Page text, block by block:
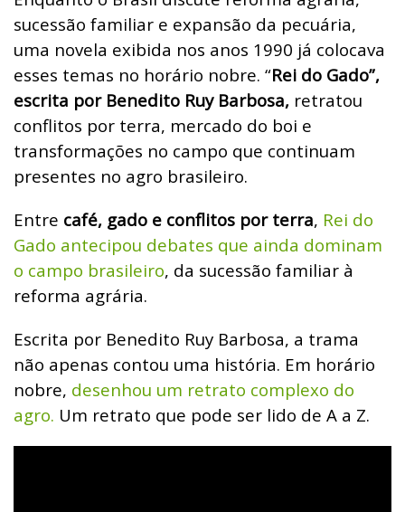
sucessão familiar e expansão da pecuária,
uma novela exibida nos anos 1990 já colocava
esses temas no horário nobre. “Rei do Gado”,
escrita por Benedito Ruy Barbosa, retratou
conflitos por terra, mercado do boi e
transformações no campo que continuam
presentes no agro brasileiro.
Entre café, gado e conflitos por terra, Rei do
Gado antecipou debates que ainda dominam
o campo brasileiro, da sucessão familiar à
reforma agrária.
Escrita por Benedito Ruy Barbosa, a trama
não apenas contou uma história. Em horário
nobre, desenhou um retrato complexo do
agro. Um retrato que pode ser lido de A a Z.